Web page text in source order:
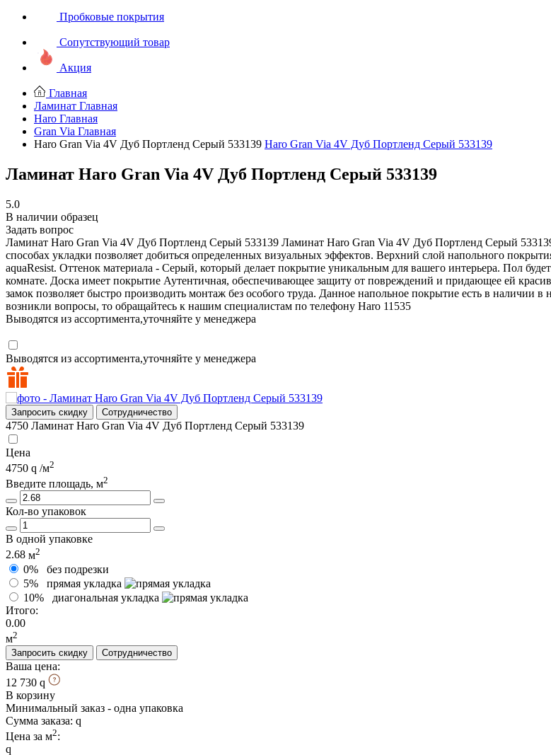
Пробковые покрытия
Сопутствующий товар
Акция
Главная
Ламинат Главная
Haro Главная
Gran Via Главная
Haro Gran Via 4V Дуб Портленд Серый 533139 Haro Gran Via 4V Дуб Портленд Серый 533139
Ламинат Haro Gran Via 4V Дуб Портленд Серый 533139
5.0
В наличии образец
Задать вопрос
Ламинат Haro Gran Via 4V Дуб Портленд Серый 533139 Ламинат Haro Gran Via 4V Дуб Портленд Серый
способах укладки позволяет добиться определенных визуальных эффектов. Верхний слой напольного
aquaResist. Оттенок материала - Серый, который делает покрытие уникальным для вашего интерьера. Пол
комнате. Доска имеет покрытие Аутентичная, обеспечивающее защиту от повреждений и придающее ей
замок позволяет быстро производить монтаж без особого труда. Данное напольное покрытие есть в
возникли вопросы, то обращайтесь к нашим специалистам по телефону Haro 11535
Выводятся из ассортимента,уточняйте у менеджера
Выводятся из ассортимента,уточняйте у менеджера
Запросить скидку Сотрудничество
4750 Ламинат Haro Gran Via 4V Дуб Портленд Серый 533139
Цена
4750
/м2
Введите площадь, м2
Кол-во упаковок
В одной упаковке
2.68 м2
0% без подрезки
5% прямая укладка
10% диагональная укладка
Итого:
0.00
м2
Запросить скидку
Сотрудничество
Ваша цена:
12 730
В корзину
Минимальный заказ - одна упаковка
Сумма заказа:
Цена за м2: